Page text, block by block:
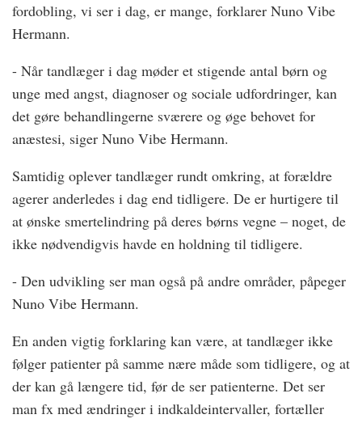
fordobling, vi ser i dag, er mange, forklarer Nuno Vibe
Hermann.
- Når tandlæger i dag møder et stigende antal børn og
unge med angst, diagnoser og sociale udfordringer, kan
det gøre behandlingerne sværere og øge behovet for
anæstesi, siger Nuno Vibe Hermann.
Samtidig oplever tandlæger rundt omkring, at forældre
agerer anderledes i dag end tidligere. De er hurtigere til
at ønske smertelindring på deres børns vegne – noget, de
ikke nødvendigvis havde en holdning til tidligere.
- Den udvikling ser man også på andre områder, påpeger
Nuno Vibe Hermann.
En anden vigtig forklaring kan være, at tandlæger ikke
følger patienter på samme nære måde som tidligere, og at
der kan gå længere tid, før de ser patienterne. Det ser
man fx med ændringer i indkaldeintervaller, fortæller